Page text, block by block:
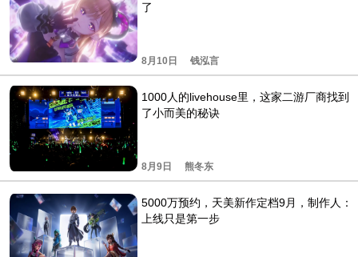
了
8月10日 钱泓言
1000人的livehouse里，这家二游厂商找到
了小而美的秘诀
8月9日 熊冬东
5000万预约，天美新作定档9月，制作人：
上线只是第一步